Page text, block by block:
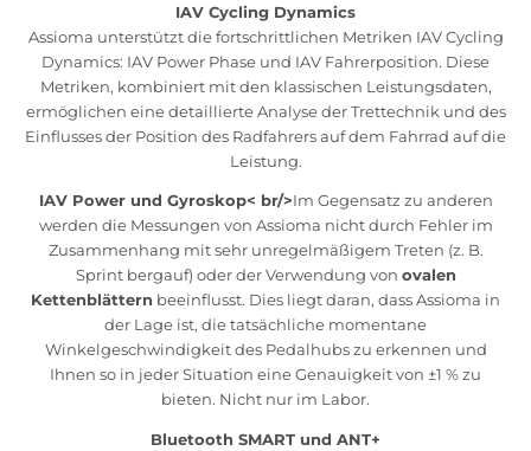
IAV Cycling Dynamics
Assioma unterstützt die fortschrittlichen Metriken IAV Cycling
Dynamics: IAV Power Phase und IAV Fahrerposition. Diese
Metriken, kombiniert mit den klassischen Leistungsdaten,
ermöglichen eine detaillierte Analyse der Trettechnik und des
Einflusses der Position des Radfahrers auf dem Fahrrad auf die
Leistung.
IAV Power und Gyroskop< br/>Im Gegensatz zu anderen
werden die Messungen von Assioma nicht durch Fehler im
Zusammenhang mit sehr unregelmäßigem Treten (z. B.
Sprint bergauf) oder der Verwendung von ovalen
Kettenblättern beeinflusst. Dies liegt daran, dass Assioma in
der Lage ist, die tatsächliche momentane
Winkelgeschwindigkeit des Pedalhubs zu erkennen und
Ihnen so in jeder Situation eine Genauigkeit von ±1 % zu
bieten. Nicht nur im Labor.
Bluetooth SMART und ANT+